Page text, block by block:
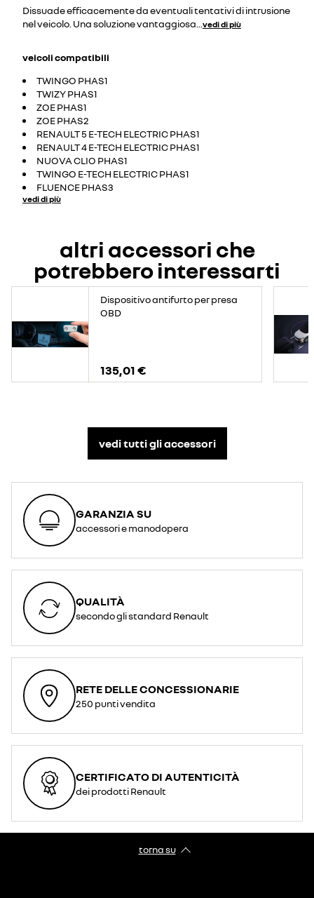
Dissuade efficacemente da eventuali tentativi di intrusione
nel veicolo. Una soluzione vantaggiosa
vedi di più
veicoli compatibili
TWINGO PHAS1
TWIZY PHAS1
ZOE PHAS1
ZOE PHAS2
RENAULT 5 E-TECH ELECTRIC PHAS1
RENAULT 4 E-TECH ELECTRIC PHAS1
NUOVA CLIO PHAS1
TWINGO E-TECH ELECTRIC PHAS1
FLUENCE PHAS3
vedi di più
altri accessori che
potrebbero interessarti
Dispositivo antifurto per presa
OBD
135,01 €
vedi tutti gli accessori​
GARANZIA SU
accessori e manodopera
QUALITÀ
secondo gli standard Renault
RETE DELLE CONCESSIONARIE
250 punti vendita
CERTIFICATO DI AUTENTICITÀ
dei prodotti Renault
torna su